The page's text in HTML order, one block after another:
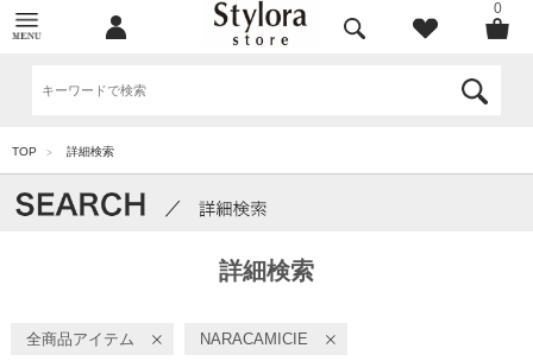
0
TOP > 詳細検索
詳細検索
全商品アイテム NARACAMICIE